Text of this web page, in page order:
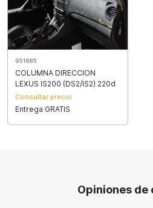
951685
COLUMNA DIRECCION
LEXUS IS200 (DS2/IS2) 220d
Consultar precio
Entrega GRATIS
Opiniones de